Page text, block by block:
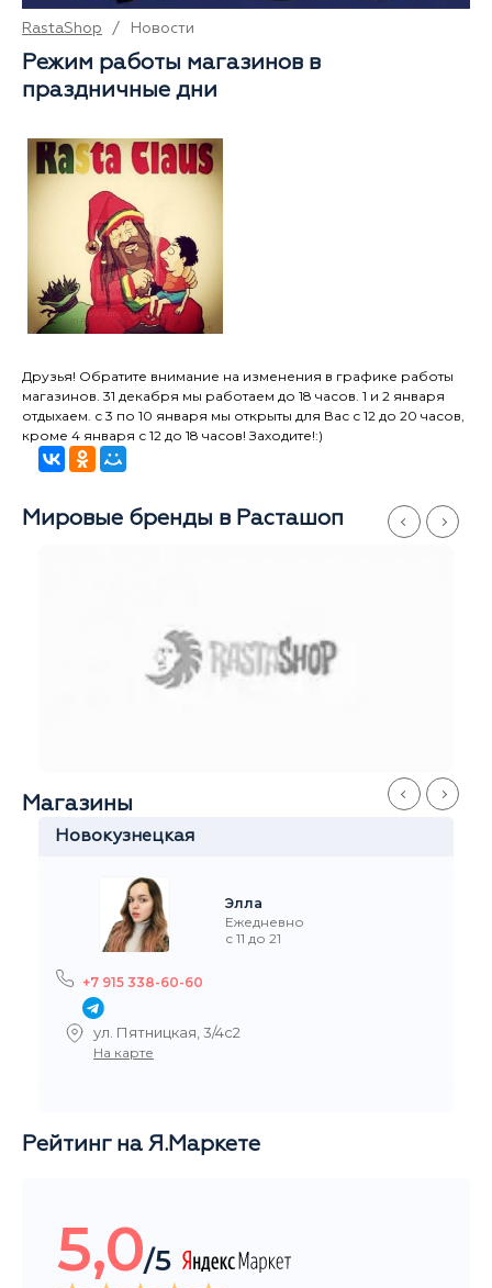
RastaShop / Новости
Режим работы магазинов в
праздничные дни
Друзья! Обратите внимание на изменения в графике работы
магазинов. 31 декабря мы работаем до 18 часов. 1 и 2 января
отдыхаем. с 3 по 10 января мы открыты для Вас с 12 до 20 часов,
кроме 4 января с 12 до 18 часов! Заходите!:)
Мировые бренды в Расташоп
Магазины
Новокузнецкая
Элла
Ежедневно
с 11 до 21
+7 915 338-60-60
ул. Пятницкая, 3/4с2
На карте
Рейтинг на Я.Маркете
5,0/5